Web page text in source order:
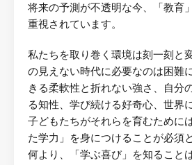
将来の予測が不透明な今、「教育
重視されています。
私たちを取り巻く環境は刻一刻と
の見えない時代に必要なのは困難
きる柔軟性と折れない強さ、自分
る知性、学び続ける好奇心、世界
子どもたちがそれらを育むために
た学力」を身につけることが必須
何より、「学ぶ喜び」を知ること